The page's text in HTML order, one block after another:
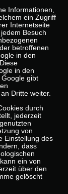
Informationen,
ein Zugriff
Internetseite
Besuch
betroffenen
in den
in den
gibt
Dritte weiter.
durch
jederzeit
von
Einstellung des
dass
ein von
über den
gelöscht